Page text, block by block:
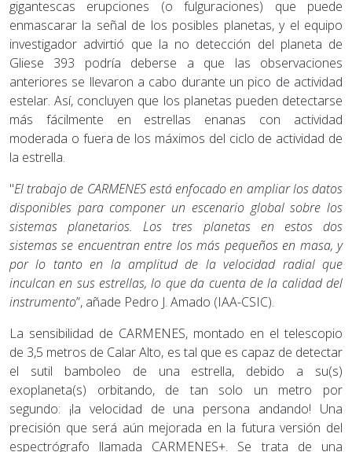
gigantescas erupciones (o fulguraciones) que puede
enmascarar la señal de los posibles planetas, y el equipo
investigador advirtió que la no detección del planeta de
Gliese 393 podría deberse a que las observaciones
anteriores se llevaron a cabo durante un pico de actividad
estelar. Así, concluyen que los planetas pueden detectarse
más fácilmente en estrellas enanas con actividad
moderada o fuera de los máximos del ciclo de actividad de
la estrella.
"El trabajo de CARMENES está enfocado en ampliar los datos
disponibles para componer un escenario global sobre los
sistemas planetarios. Los tres planetas en estos dos
sistemas se encuentran entre los más pequeños en masa, y
por lo tanto en la amplitud de la velocidad radial que
inculcan en sus estrellas, lo que da cuenta de la calidad del
instrumento”, añade Pedro J. Amado (IAA-CSIC).
La sensibilidad de CARMENES, montado en el telescopio
de 3,5 metros de Calar Alto, es tal que es capaz de detectar
el sutil bamboleo de una estrella, debido a su(s)
exoplaneta(s) orbitando, de tan solo un metro por
segundo: ¡la velocidad de una persona andando! Una
precisión que será aún mejorada en la futura versión del
espectrógrafo llamada CARMENES+. Se trata de una